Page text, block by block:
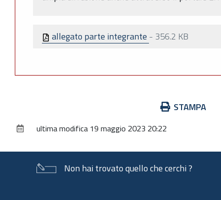
allegato parte integrante - 356.2 KB
documento
STAMPA
ultima modifica 19 maggio 2023 20:22
Non hai trovato quello che cerchi ?